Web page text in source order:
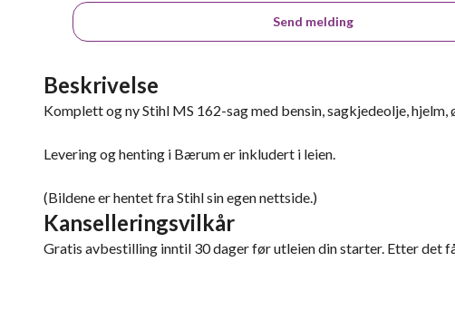
Send melding
Beskrivelse
Komplett og ny Stihl MS 162-sag med bensin, sagkjedeolje,
Levering og henting i Bærum er inkludert i leien.
(Bildene er hentet fra Stihl sin egen nettside.)
Kanselleringsvilkår
Gratis avbestilling inntil 30 dager før utleien din starter. Etter det